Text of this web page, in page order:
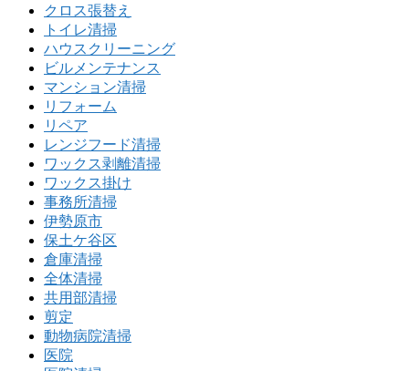
クロス張替え
トイレ清掃
ハウスクリーニング
ビルメンテナンス
マンション清掃
リフォーム
リペア
レンジフード清掃
ワックス剥離清掃
ワックス掛け
事務所清掃
伊勢原市
保土ケ谷区
倉庫清掃
全体清掃
共用部清掃
剪定
動物病院清掃
医院